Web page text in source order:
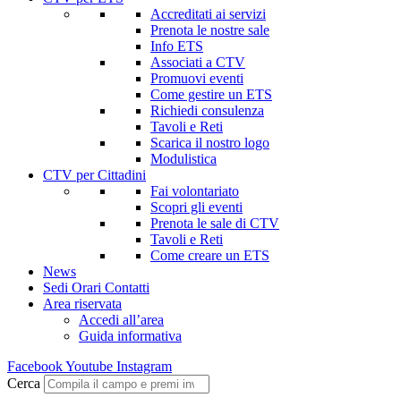
Accreditati ai servizi
Prenota le nostre sale
Info ETS
Associati a CTV
Promuovi eventi
Come gestire un ETS
Richiedi consulenza
Tavoli e Reti
Scarica il nostro logo
Modulistica
CTV per Cittadini
Fai volontariato
Scopri gli eventi
Prenota le sale di CTV
Tavoli e Reti
Come creare un ETS
News
Sedi Orari Contatti
Area riservata
Accedi all’area
Guida informativa
FacebookYoutube Instagram
Cerca